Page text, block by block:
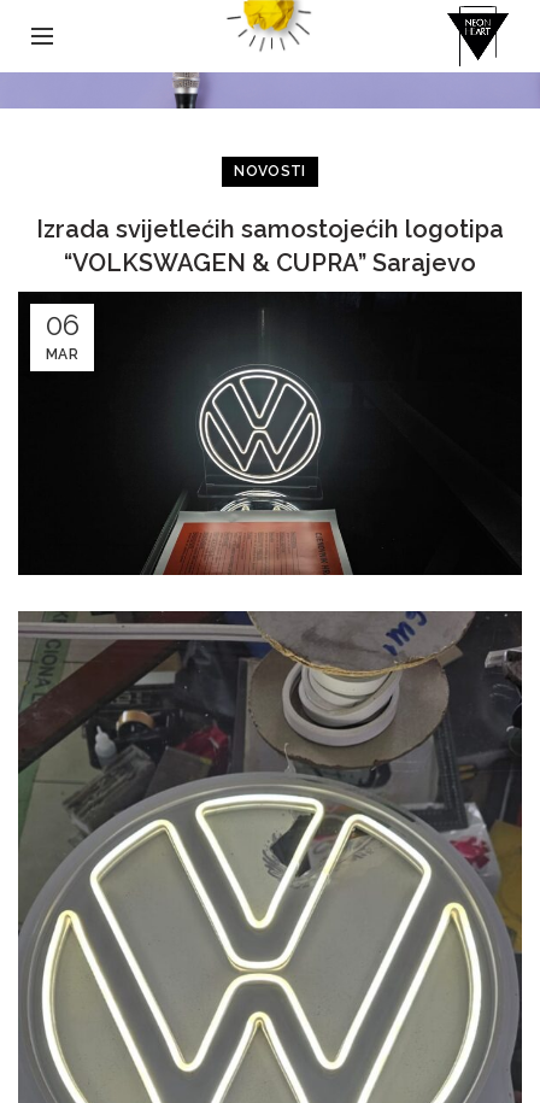
NOVOSTI
Izrada svijetlećih samostojećih logotipa
“VOLKSWAGEN & CUPRA” Sarajevo
06
MAR